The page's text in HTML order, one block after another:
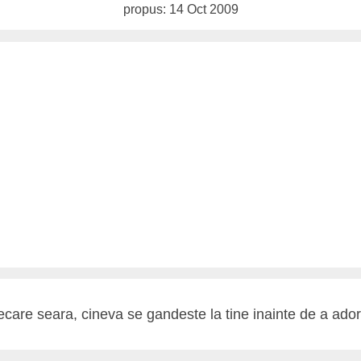
propus: 14 Oct 2009
seara, cineva se gandeste la tine inainte de a